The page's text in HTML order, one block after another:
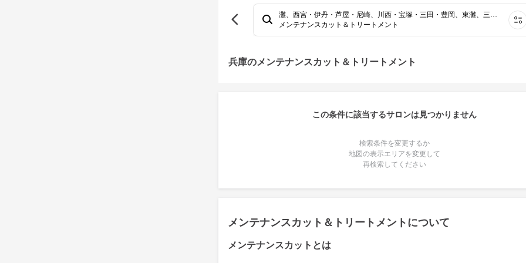
メンテナンスカット＆トリートメント
兵庫のメンテナンスカット＆トリートメント
この条件に該当するサロンは見つかりません
検索条件を変更するか
地図の表示エリアを変更して
再検索してください
メンテナンスカット＆トリートメントについて
メンテナンスカットとは